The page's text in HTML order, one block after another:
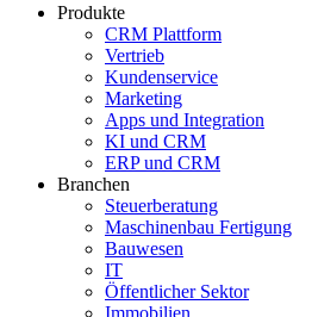
Produkte
CRM Plattform
Vertrieb
Kundenservice
Marketing
Apps und Integration
KI und CRM
ERP und CRM
Branchen
Steuerberatung
Maschinenbau Fertigung
Bauwesen
IT
Öffentlicher Sektor
Immobilien